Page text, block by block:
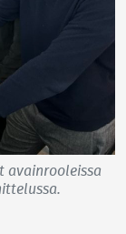
avainrooleissa